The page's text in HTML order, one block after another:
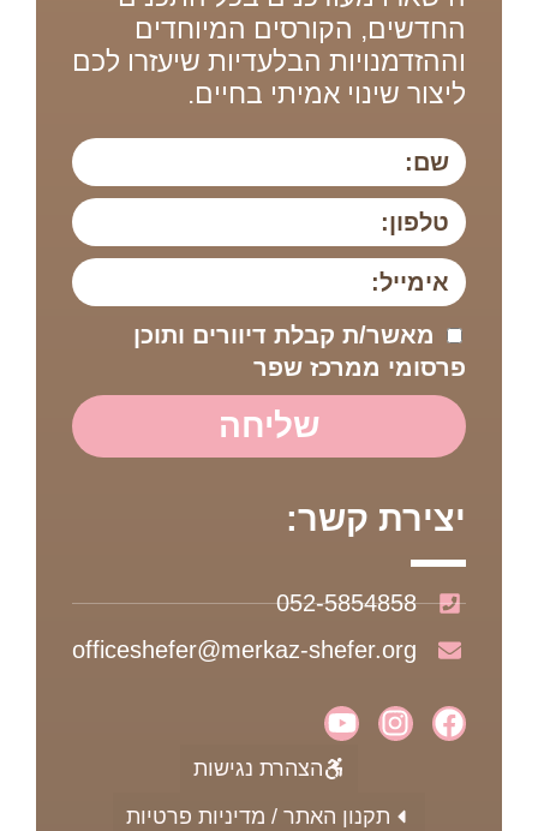
החדשים, הקורסים המיוחדים
וההזדמנויות הבלעדיות שיעזרו לכם
ליצור שינוי אמיתי בחיים.
מאשר/ת קבלת דיוורים ותוכן
פרסומי ממרכז שפר
שליחה
יצירת קשר:
052-5854858
officeshefer@merkaz-shefer.org
הצהרת נגישות
תקנון האתר / מדיניות פרטיות